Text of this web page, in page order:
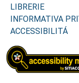
LIBRERIE
INFORMATIVA
ACCESSIBILITÁ